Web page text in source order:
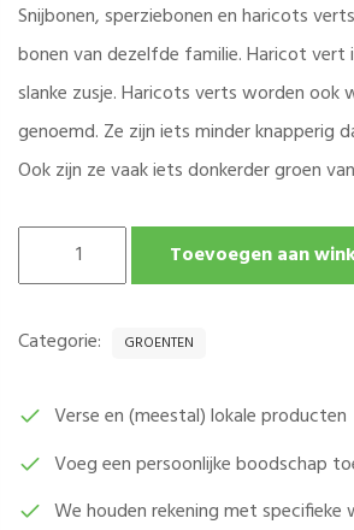
Snijbonen, sperziebonen en haricots
bonen van dezelfde familie. Haricot vert
slanke zusje. Haricots verts worden ook
genoemd. Ze zijn iets minder knapperig
Ook zijn ze vaak iets donkerder groen
GRAM)
Toevoegen aan
Categorie: GROENTEN
Verse en (meestal) lokale producten
Voeg een persoonlijke boodschap
We houden rekening met specifieke